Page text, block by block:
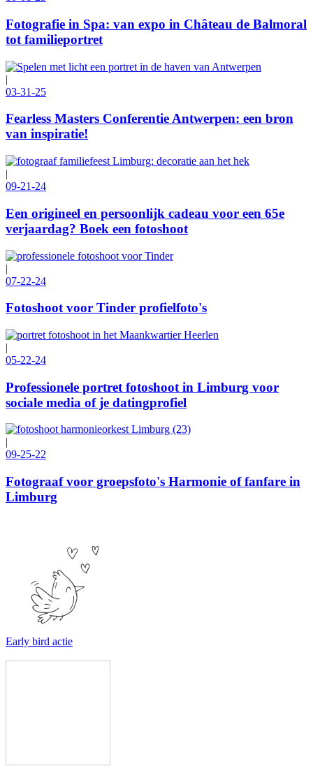
Fotografie in Spa: van expo in Château de Balmoral
tot familieportret
|
03-31-25
Fearless Masters Conferentie Antwerpen: een bron
van inspiratie!
|
09-21-24
Een origineel en persoonlijk cadeau voor een 65e
verjaardag? Boek een fotoshoot
|
07-22-24
Fotoshoot voor Tinder profielfoto's
|
05-22-24
Professionele portret fotoshoot in Limburg voor
sociale media of je datingprofiel
|
09-25-22
Fotograaf voor groepsfoto's Harmonie of fanfare in
Limburg
Early bird actie